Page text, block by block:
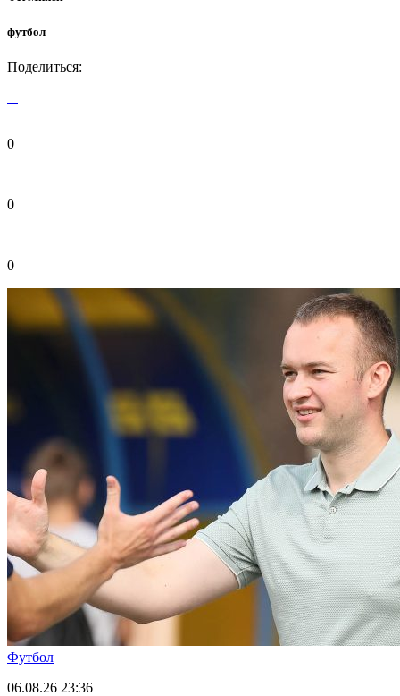
футбол
Поделиться:
0
0
0
Футбол
06.08.26 23:36